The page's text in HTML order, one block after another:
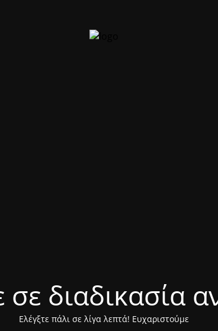
διαδικασία
Ελέγξτε πάλι σε λίγα λεπτά! Ευχαριστούμε